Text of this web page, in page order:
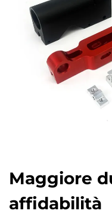
Maggiore
affidabilità